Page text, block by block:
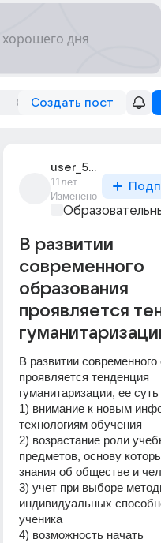
Создать пост
user_56676450
11лет
Изменено
В развитии
современного
образования
проявляется
В развитии
проявляется тенденция
гуманитаризации, ее суть
1) внимание к новым
технологиям обучения
2) возрастание роли
предметов, основу
знания об обществе и
3) учет при выборе
индивидуальных
ученика
4) возможность начать